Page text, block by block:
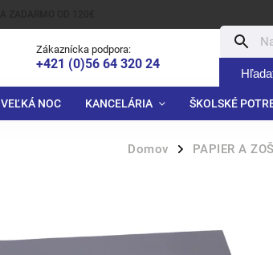
Zákaznícka podpora:
+421 (0)56 64 320 24
VEĽKÁ NOC KANCELÁRIA ŠKOLSKÉ
Domov / PAPIER A